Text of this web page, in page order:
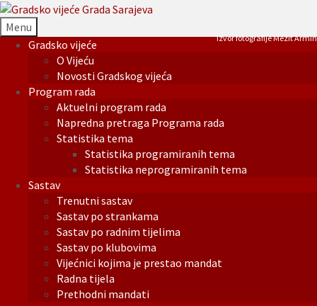
Menu
Gradsko vijeće
O Vijeću
Novosti Gradskog vijeća
Program rada
Aktuelni program rada
Napredna pretraga Programa rada
Statistika tema
Statistika programiranih tema
Statistika neprogramiranih tema
Sastav
Trenutni sastav
Sastav po strankama
Sastav po radnim tijelima
Sastav po klubovima
Vijećnici kojima je prestao mandat
Radna tijela
Prethodni mandati
Izvor fotografije Mezit Armin